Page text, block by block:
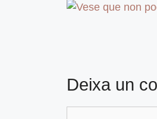
Deixa un